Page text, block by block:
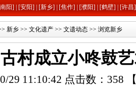
阳] [安阳] [新乡] [焦作] [濮阳] [鹤壁] [许昌]
新乡 >> 文化遗产 >> 文遗动态 >> 浏览新乡
村成立小咚鼓
29 11:10:42 点击数： 358